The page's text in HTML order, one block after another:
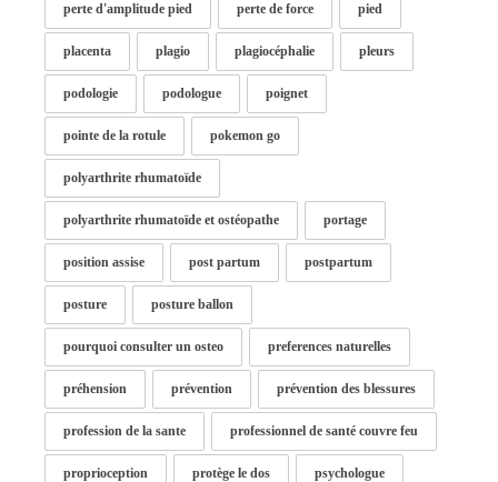
perte d'amplitude pied perte de force pied
placenta plagio plagiocéphalie pleurs
podologie podologue poignet
pointe de la rotule pokemon go
polyarthrite rhumatoïde
polyarthrite rhumatoïde et ostéopathe portage
position assise post partum postpartum
posture posture ballon
pourquoi consulter un osteo preferences naturelles
préhension prévention prévention des blessures
profession de la sante professionnel de santé couvre feu
proprioception protège le dos psychologue